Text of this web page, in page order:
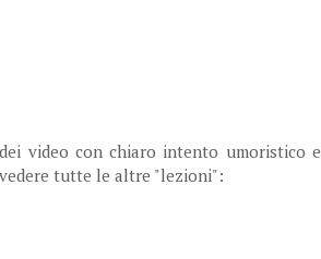
video con chiaro intento umoristico e
tutte le altre "lezioni":